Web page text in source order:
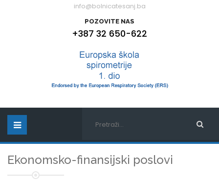
info@bolnicatesanj.ba
POZOVITE NAS
+387 32 650-622
Ekonomsko-finansijski poslovi